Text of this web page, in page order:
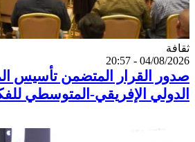
Catégorie
ثقافة
04/08/2026 - 20:57
صدور القرار المتضمن تأسيس
الدولي الإفريقي-المتوسطي